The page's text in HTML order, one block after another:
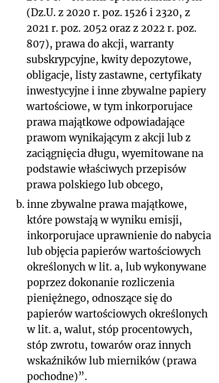
(Dz.U. z 2020 r. poz. 1526 i 2320, z
2021 r. poz. 2052 oraz z 2022 r. poz.
807), prawa do akcji, warranty
subskrypcyjne, kwity depozytowe,
obligacje, listy zastawne, certyfikaty
inwestycyjne i inne zbywalne papiery
wartościowe, w tym inkorporujace
prawa majątkowe odpowiadające
prawom wynikającym z akcji lub z
zaciągnięcia długu, wyemitowane na
podstawie właściwych przepisów
prawa polskiego lub obcego,
b. inne zbywalne prawa majątkowe,
które powstają w wyniku emisji,
inkorporujace uprawnienie do nabycia
lub objęcia papierów wartościowych
określonych w lit. a, lub wykonywane
poprzez dokonanie rozliczenia
pieniężnego, odnoszące się do
papierów wartościowych określonych
w lit. a, walut, stóp procentowych,
stóp zwrotu, towarów oraz innych
wskaźników lub mierników (prawa
pochodne)”.